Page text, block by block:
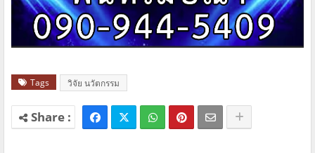
Tags วิจัย นวัตกรรม